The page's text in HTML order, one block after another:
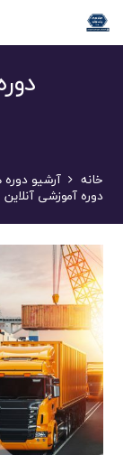
خانه آرشیو
دوره آموزشی